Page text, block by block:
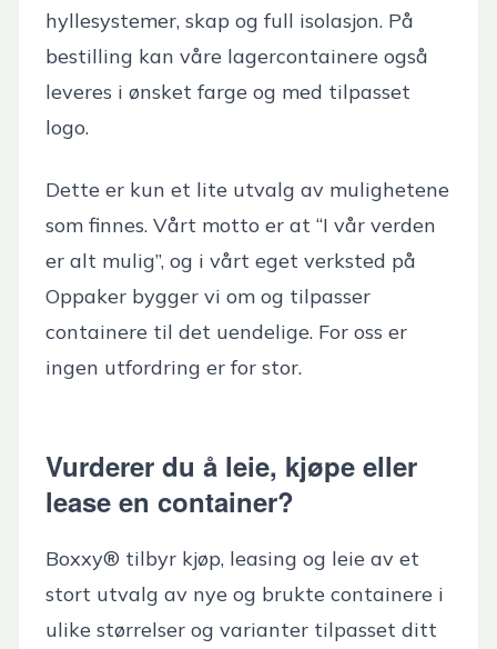
hyllesystemer, skap og full isolasjon. På
bestilling kan våre lagercontainere også
leveres i ønsket farge og med tilpasset
logo.
Dette er kun et lite utvalg av mulighetene
som finnes. Vårt motto er at “I vår verden
er alt mulig”, og i vårt eget verksted på
Oppaker bygger vi om og tilpasser
containere til det uendelige. For oss er
ingen utfordring er for stor.
Vurderer du å leie, kjøpe eller
lease en container?
Boxxy® tilbyr kjøp, leasing og leie av et
stort utvalg av nye og brukte containere i
ulike størrelser og varianter tilpasset ditt